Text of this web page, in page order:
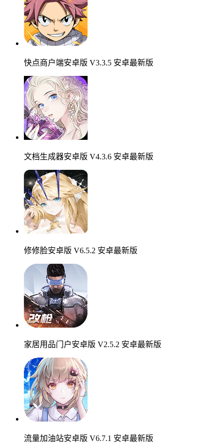
快点商户端安卓版 V3.3.5 安卓最新版
文档生成器安卓版 V4.3.6 安卓最新版
修修脸安卓版 V6.5.2 安卓最新版
家居用品门户安卓版 V2.5.2 安卓最新版
流量加油站安卓版 V6.7.1 安卓最新版